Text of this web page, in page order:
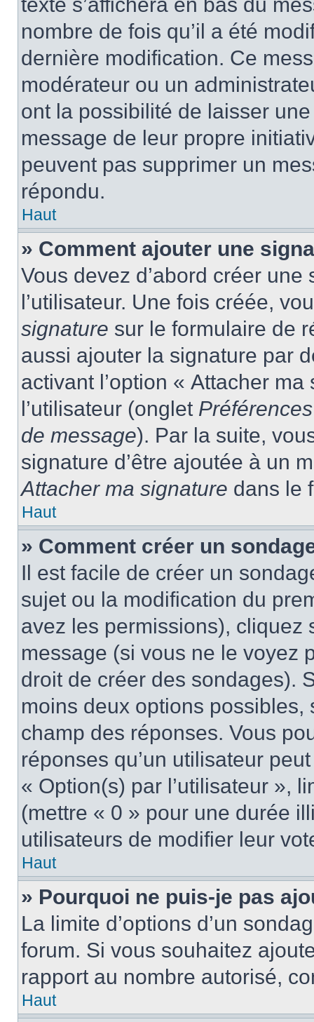
nombre de fois qu’il a été
dernière modification. Ce
modérateur ou un
ont la possibilité de laisser
message de leur propre
peuvent pas supprimer un
répondu.
Haut
» Comment ajouter une
Vous devez d’abord créer
l’utilisateur. Une fois créée,
signature sur le formulaire de
aussi ajouter la signature par
activant l’option « Attacher
l’utilisateur (onglet
de message). Par la suite,
signature d’être ajoutée à un
Attacher ma signature dans le
Haut
» Comment créer un
Il est facile de créer un
sujet ou la modification du
avez les permissions), cliquez
message (si vous ne le voyez
droit de créer des sondages).
moins deux options
champ des réponses. Vous
réponses qu’un utilisateur
« Option(s) par l’utilisateur »,
(mettre « 0 » pour une durée
utilisateurs de modifier leur
Haut
» Pourquoi ne puis-je pas
La limite d’options d’un
forum. Si vous souhaitez
rapport au nombre autorisé,
Haut